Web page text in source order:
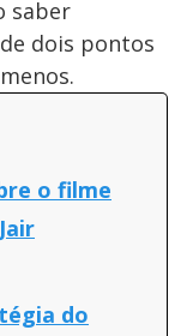
saber
dois pontos
o filme
do